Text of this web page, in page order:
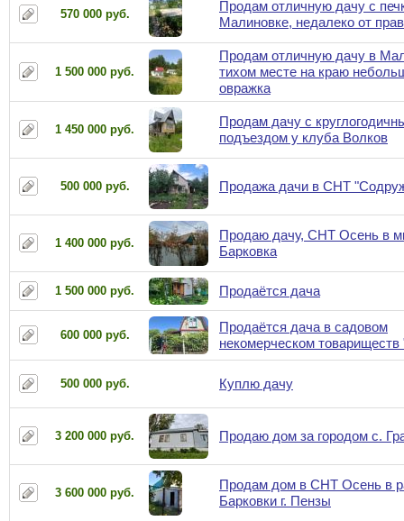
570 000 руб.
Продам отличную дачу с
Малиновке, недалеко от
1 500 000 руб.
Продам отличную дачу в
тихом месте на краю
овражка
1 450 000 руб.
Продам дачу с
подъездом у клуба Волков
500 000 руб. Продажа дачи в СНТ
1 400 000 руб.
Продаю дачу, СНТ Осень в
Барковка
1 500 000 руб. Продаётся дача
600 000 руб.
Продаётся дача в садовом
некомерческом
500 000 руб. Куплю дачу
3 200 000 руб. Продаю дом за городом с.
3 600 000 руб.
Продам дом в СНТ Осень в
Барковки г. Пензы